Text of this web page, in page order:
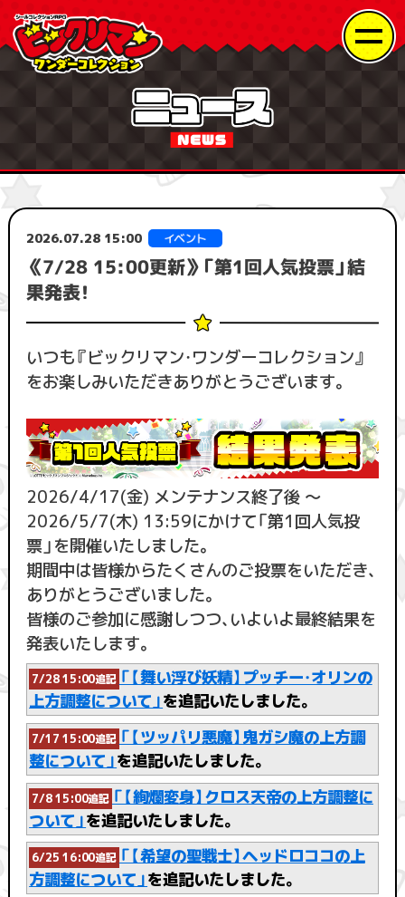
2026.07.28 15:00
《7/28 15:00更新》「第1回人気投票」結
果発表！
いつも『ビックリマン・ワンダーコレクション』
をお楽しみいただきありがとうございます。
2026/4/17(金) メンテナンス終了後 ～
2026/5/7(木) 13:59にかけて「第1回人気投
票」を開催いたしました。
期間中は皆様からたくさんのご投票をいただき、
ありがとうございました。
皆様のご参加に感謝しつつ、いよいよ最終結果を
発表いたします。
7/28 15:00追記 「【舞い浮び妖精】プッチー・オリンの
上方調整について」を追記いたしました。
7/17 15:00追記 「【ツッパリ悪魔】鬼ガシ魔の上方調
整について」を追記いたしました。
7/8 15:00追記 「【絢爛変身】クロス天帝の上方調整に
ついて」を追記いたしました。
6/25 16:00追記 「【希望の聖戦士】ヘッドロココの上
方調整について」を追記いたしました。